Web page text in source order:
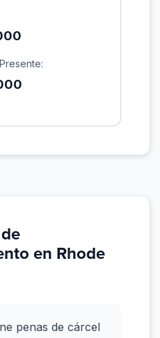
en Rhode
penas de cárcel